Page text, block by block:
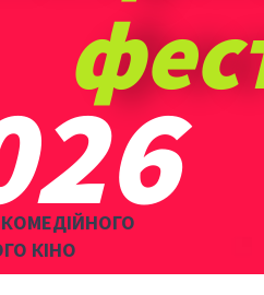
КІНО